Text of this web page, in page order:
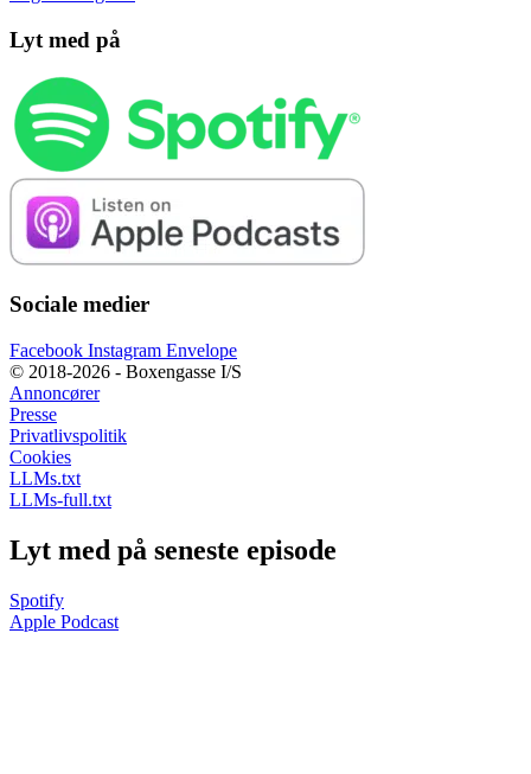
Lyt med på
Sociale medier
Facebook Instagram Envelope
© 2018-2026 - Boxengasse I/S
Annoncører
Presse
Privatlivspolitik
Cookies
LLMs.txt
LLMs-full.txt
Lyt med på seneste episode
Spotify
Apple Podcast